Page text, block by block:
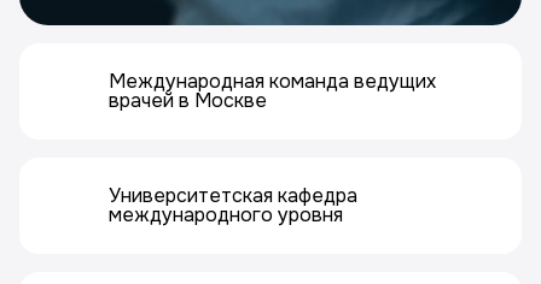
Международная команда ведущих
врачей в Москве
Университетская кафедра
международного уровня